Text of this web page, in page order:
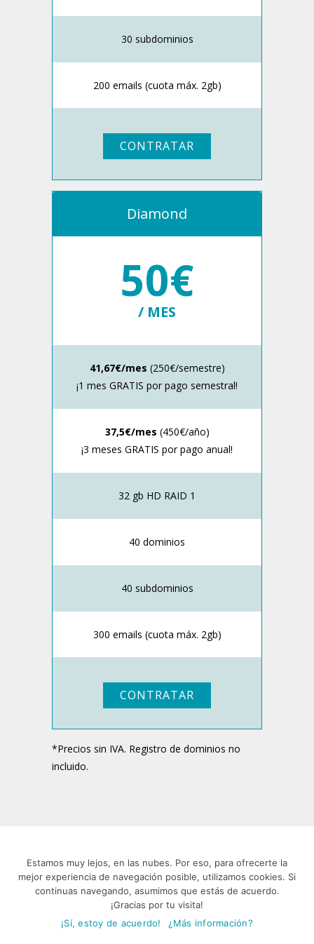
30 subdominios
200 emails (cuota máx. 2gb)
CONTRATAR
Diamond
50€
/ MES
41,67€/mes (250€/semestre)
¡1 mes GRATIS por pago semestral!
37,5€/mes (450€/año)
¡3 meses GRATIS por pago anual!
32 gb HD RAID 1
40 dominios
40 subdominios
300 emails (cuota máx. 2gb)
CONTRATAR
*Precios sin IVA. Registro de dominios no
incluido.
En Nubeser
somos expertos
Estamos muy lejos, en las nubes. Por eso, para ofrecerte la
mejor experiencia de navegación posible, utilizamos cookies. Si
continuas navegando, asumimos que estás de acuerdo.
¡Gracias por tu visita!
¡Sí, estoy de acuerdo!
¿Más información?